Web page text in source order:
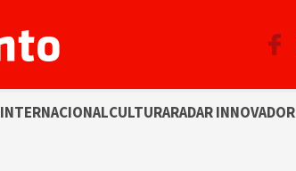
INTERNACIONALCULTURARADAR INNOVADOR